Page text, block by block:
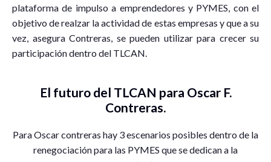
plataforma de impulso a emprendedores y PYMES, con el
objetivo de realzar la actividad de estas empresas y que a su
vez, asegura Contreras, se pueden utilizar para crecer su
participación dentro del TLCAN.
El futuro del TLCAN para Oscar F.
Contreras.
Para Oscar contreras hay 3 escenarios posibles dentro de la
renegociación para las PYMES que se dedican a la